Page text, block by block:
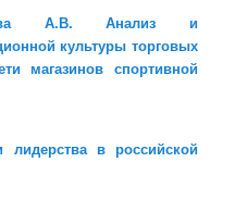
А.В. Анализ и
культуры торговых
магазинов спортивной
в российской